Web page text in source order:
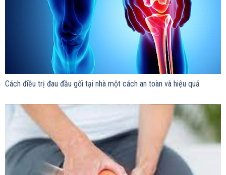
Cách điều trị đau đầu gối tại nhà một cách an toàn và hiệu quả